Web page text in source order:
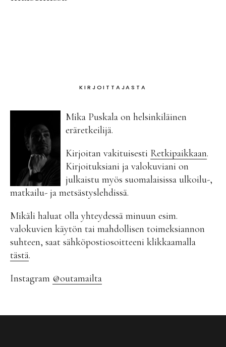
KIRJOITTAJASTA
Mika Puskala on helsinkiläinen
eräretkeilijä.
Kirjoitan vakituisesti Retkipaikkaan.
Kirjoituksiani ja valokuviani on
julkaistu myös suomalaisissa ulkoilu-,
matkailu- ja metsästyslehdissä.
Mikäli haluat olla yhteydessä minuun esim.
valokuvien käytön tai mahdollisen toimeksiannon
suhteen, saat sähköpostiosoitteeni klikkaamalla
tästä.
Instagram @outamailta